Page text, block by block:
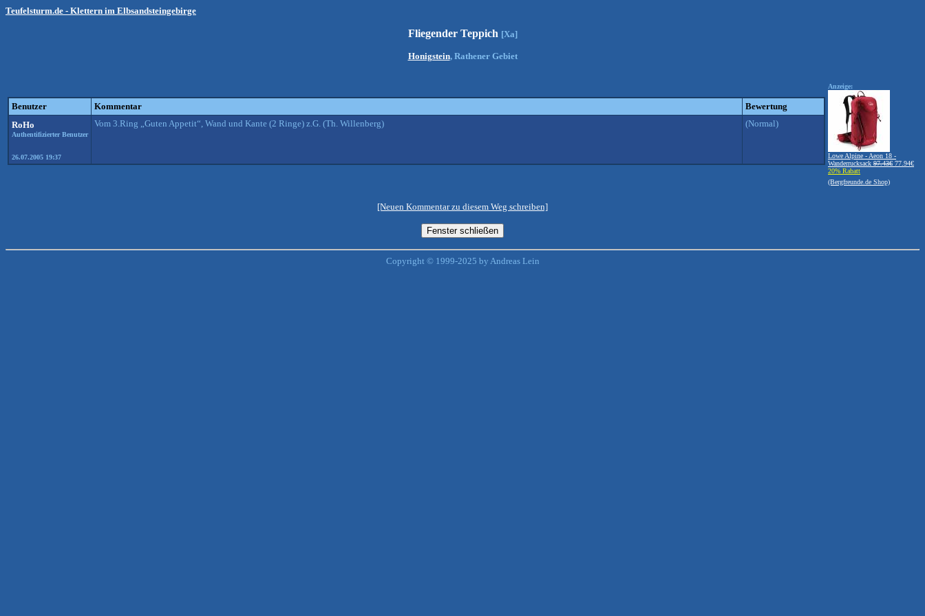
Teufelsturm.de - Klettern im Elbsandsteingebirge
Fliegender Teppich [Xa]
Honigstein, Rathener Gebiet
Benutzer Kommentar
Bewertung
RoHo
Authentifizierter Benutzer
26.07.2005 19:37
Vom 3.Ring „Guten Appetit“, Wand und Kante (2 Ringe) z.G. (Th. Willenberg) (Normal)
Anzeige:
Lowe Alpine - Aeon 18 -
Wanderrucksack 97.43€ 77.94€
20% Rabatt
(Bergfreunde.de Shop)
[Neuen Kommentar zu diesem Weg schreiben]
Copyright © 1999-2025 by Andreas Lein